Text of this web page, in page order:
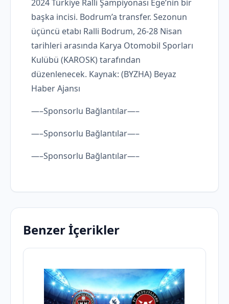
2024 Türkiye Ralli Şampiyonası Ege’nin bir
başka incisi. Bodrum’a transfer. Sezonun
üçüncü etabı Ralli Bodrum, 26-28 Nisan
tarihleri ​​arasında Karya Otomobil Sporları
Kulübü (KAROSK) tarafından
düzenlenecek. Kaynak: (BYZHA) Beyaz
Haber Ajansı
—–Sponsorlu Bağlantılar—–
—–Sponsorlu Bağlantılar—–
—–Sponsorlu Bağlantılar—–
Benzer İçerikler